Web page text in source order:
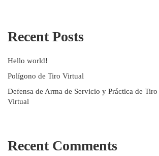
Recent Posts
Hello world!
Polígono de Tiro Virtual
Defensa de Arma de Servicio y Práctica de
Virtual
Recent Comments